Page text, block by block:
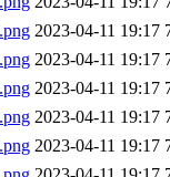
2023-04-11 19:17
2023-04-11 19:17
2023-04-11 19:17
2023-04-11 19:17
2023-04-11 19:17